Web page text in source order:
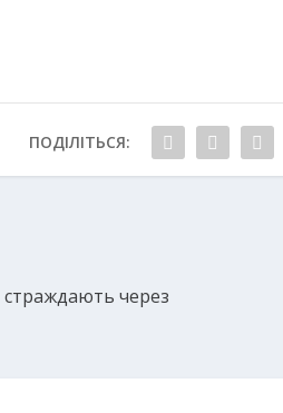
ПОДІЛІТЬСЯ:
страждають через